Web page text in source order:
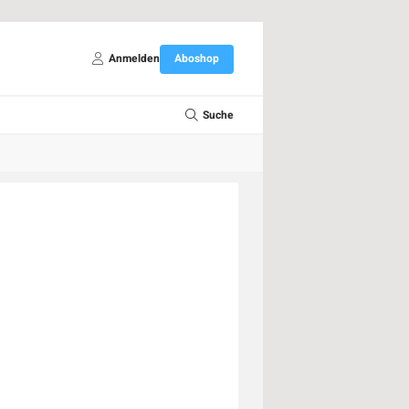
Anmelden Aboshop
Suche